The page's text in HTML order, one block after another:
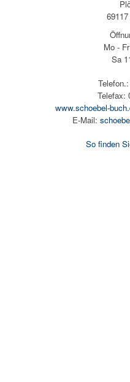
Mo -
Sa
Telefax:
www.schoebel-
E-Mail:
So finden